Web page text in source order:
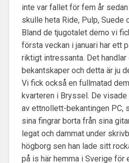
inte var fallet för fem år sedan
skulle heta Ride, Pulp, Suede
Bland de tjugotalet demo vi
första veckan i januari har ett
riktigt intressanta. Det
bekantskaper och detta är ju
Vi fick också en fullmatad
kvarteren i Bryssel. De
av ettnollett-bekantingen PC,
sina fingrar borta från sina
legat och dammat under
högborg sen han lade sitt
på is här hemma i Sverige för